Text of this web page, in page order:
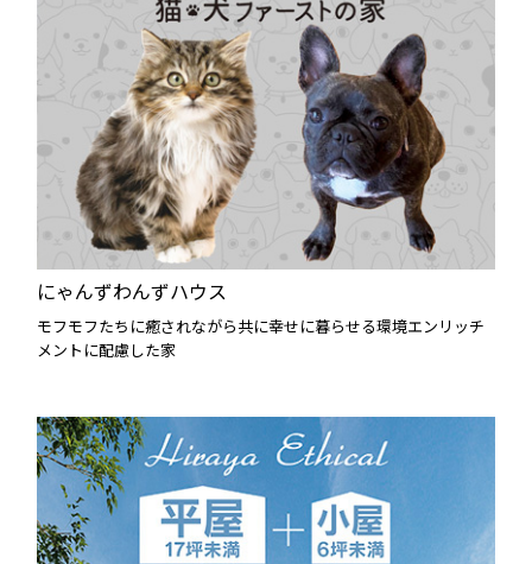
にゃんずわんずハウス
モフモフたちに癒されながら共に幸せに暮らせる環境エンリッチ
メントに配慮した家